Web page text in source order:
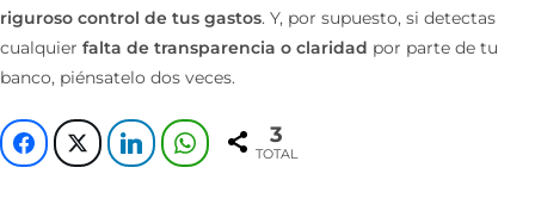
riguroso control de tus gastos. Y, por supuesto, si detectas
cualquier falta de transparencia o claridad por parte de tu
banco, piénsatelo dos veces.
3
TOTAL